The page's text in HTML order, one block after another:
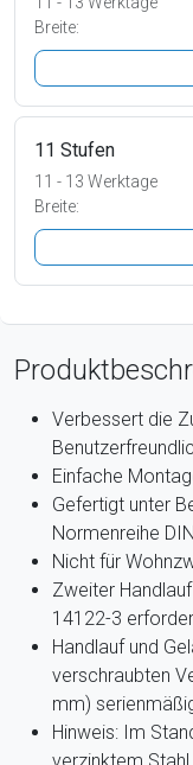
Breite:
11 Stufen
11 - 13 Werktage
Breite:
Verbessert die
Einfache
Gefertigt unter
Normenreihe
Nicht für
Zweiter
14122-3
Handlauf und
verschraubten
mm)
Hinweis: Im